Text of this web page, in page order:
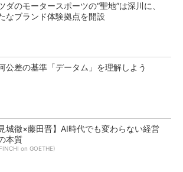
ダのモータースポーツの“聖地”は深川に、
なブランド体験拠点を開設
公差の基準「データム」を理解しよう
見城徹×藤田晋】AI時代でも変わらない経営
本質
on GOETHE)